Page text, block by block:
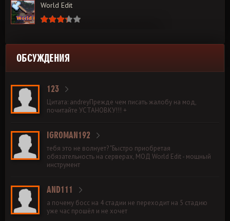
World Edit
ОБСУЖДЕНИЯ
123
Цитата: andreyПрежде чем писать жалобу на мод,
почитайте УСТАНОВКУ!!! +
IGROMAN192
тебя это не волнует? "Быстро приобретая
обязательность на серверах, МОД World Edit - мощный
инструмент
AND111
а почему босс на 4 стадии не переходит на 5 стадию
уже час прошёл и не хочет